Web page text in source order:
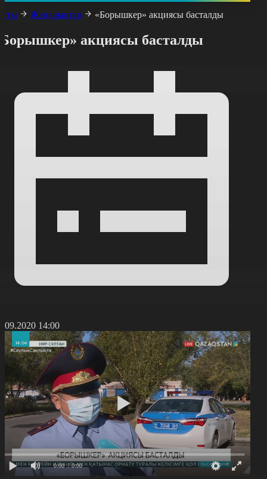
Жаңалықтар «Борышкер» акциясы басталды
акциясы басталды
14:00
0:00 / 0:00